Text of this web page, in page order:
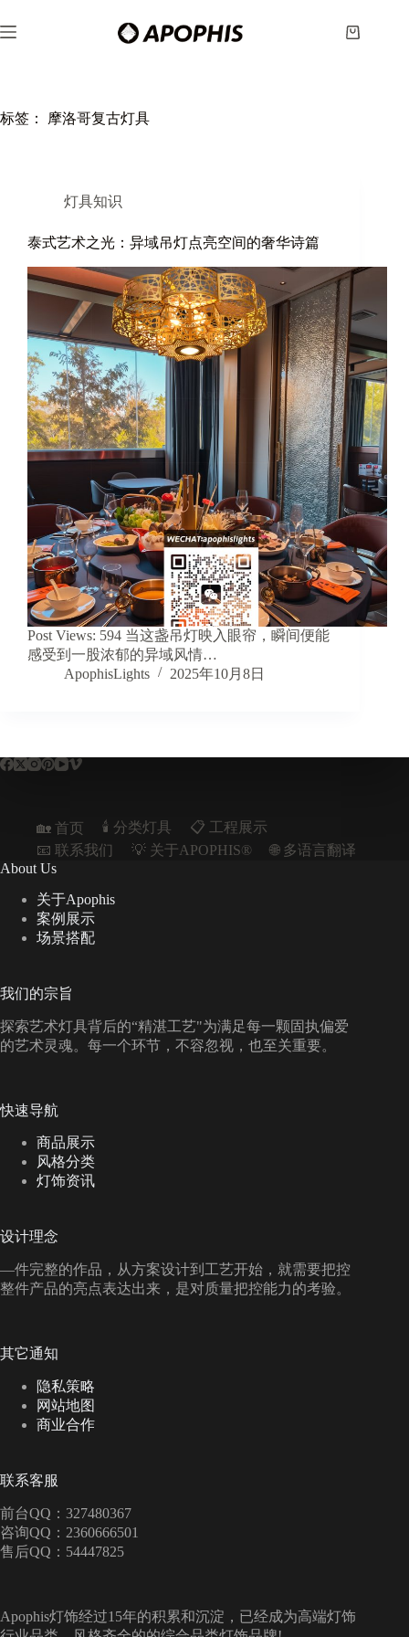
至
购
标签： 摩洛哥复古灯具
灯具知识
泰式艺术之光：异域吊灯点亮空间的奢华诗篇
Post Views: 594 当这盏吊灯映入眼帘，瞬间便能
感受到一股浓郁的异域风情…
ApophisLights
2025年10月8日
🏡 首页 🕯️ 分类灯具
📋︎ 工程展示
📧 联系我们
💡 关于APOPHIS®
🌐 多语言翻译
About Us
关于Apophis
案例展示
场景搭配
我们的宗旨
探索艺术灯具背后的“精湛工艺"为满足每一颗固执偏爱
的艺术灵魂。每一个环节，不容忽视，也至关重要。
快速导航
商品展示
风格分类
灯饰资讯
设计理念
—件完整的作品，从方案设计到工艺开始，就需要把控
整件产品的亮点表达出来，是对质量把控能力的考验。
其它通知
隐私策略
网站地图
商业合作
联系客服
前台QQ：327480367
咨询QQ：2360666501
售后QQ：54447825
Apophis灯饰经过15年的积累和沉淀，已经成为高端灯饰